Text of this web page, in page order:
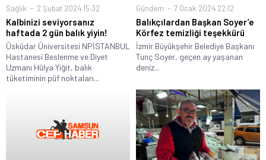
Sağlık 2 Şubat 2024 15:32
Kalbinizi seviyorsanız
haftada 2 gün balık yiyin!
Üsküdar Üniversitesi NPİSTANBUL
Hastanesi Beslenme ve Diyet
Uzmanı Hülya Yiğit, balık
tüketiminin püf noktaları...
Gündem 7 Ocak 2024 22:12
Balıkçılardan Başkan Soyer’e
Körfez temizliği teşekkürü
İzmir Büyükşehir Belediye Başkanı
Tunç Soyer, geçen ay yaşanan
deniz...